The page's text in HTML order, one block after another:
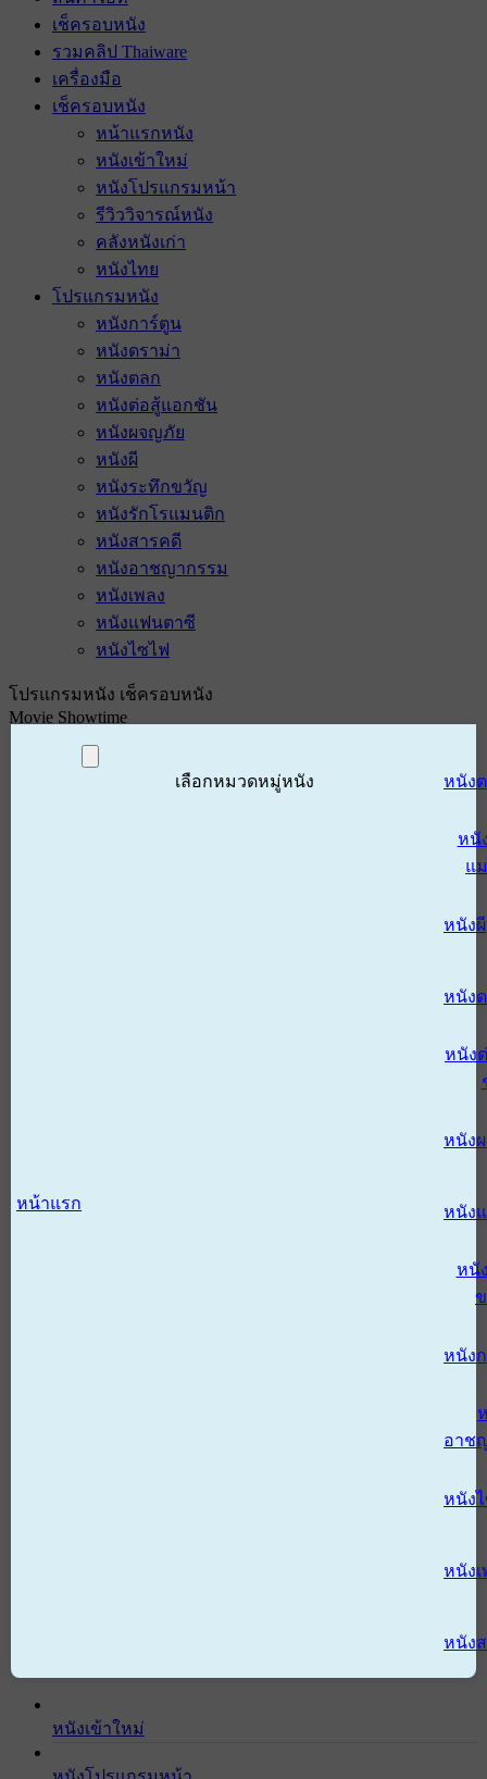
เช็ครอบหนัง
รวมคลิป Thaiware
เครื่องมือ
เช็ครอบหนัง
หน้าแรกหนัง
หนังเข้าใหม่
หนังโปรแกรมหน้า
รีวิววิจารณ์หนัง
คลังหนังเก่า
หนังไทย
โปรแกรมหนัง
หนังการ์ตูน
หนังดราม่า
หนังตลก
หนังต่อสู้แอกชัน
หนังผจญภัย
หนังผี
หนังระทึกขวัญ
หนังรักโรแมนติก
หนังสารคดี
หนังอาชญากรรม
หนังเพลง
หนังแฟนตาซี
หนังไซไฟ
โปรแกรมหนัง เช็ครอบหนัง
Movie Showtime
หน้าแรก
เลือกหมวดหมู่หนัง หนัง
หนั
แ
หนังผี
หนัง
หนัง
หนัง
หนัง
หนั
หนัง
อาช
หนัง
หนังเ
หนัง
หนังเข้าใหม่